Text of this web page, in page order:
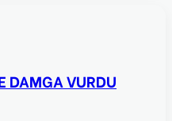
DAMGA VURDU